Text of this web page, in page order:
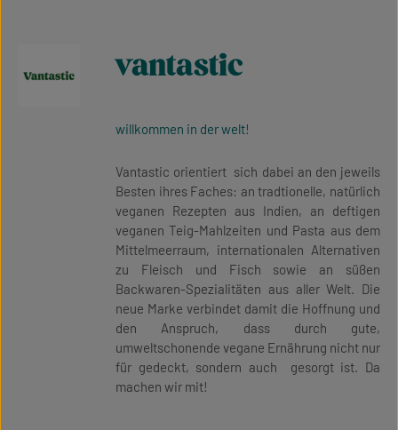
vantastic
willkommen in der welt!
Vantastic orientiert sich dabei an den jeweils
Besten ihres Faches: an tradtionelle, natürlich
veganen Rezepten aus Indien, an deftigen
veganen Teig-Mahlzeiten und Pasta aus dem
Mittelmeerraum, internationalen Alternativen
zu Fleisch und Fisch sowie an süßen
Backwaren-Spezialitäten aus aller Welt. Die
neue Marke verbindet damit die Hoffnung und
den Anspruch, dass durch gute,
umweltschonende vegane Ernährung nicht nur
für gedeckt, sondern auch gesorgt ist. Da
machen wir mit!